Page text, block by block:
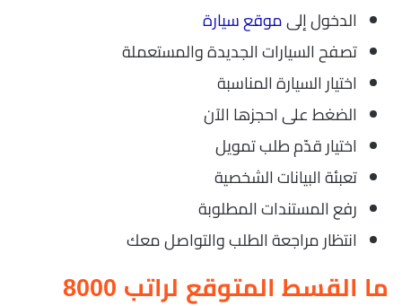
الدخول إلىموقع سيارة
تصفح السيارات الجديدة والمستعملة
اختيار السيارة المناسبة
الضغط على احجزها الآن
اختيار قدّم طلب تمويل
تعبئة البيانات الشخصية
رفع المستندات المطلوبة
انتظار مراجعة الطلب والتواصل معك
ما القسط المتوقع لراتب 8000